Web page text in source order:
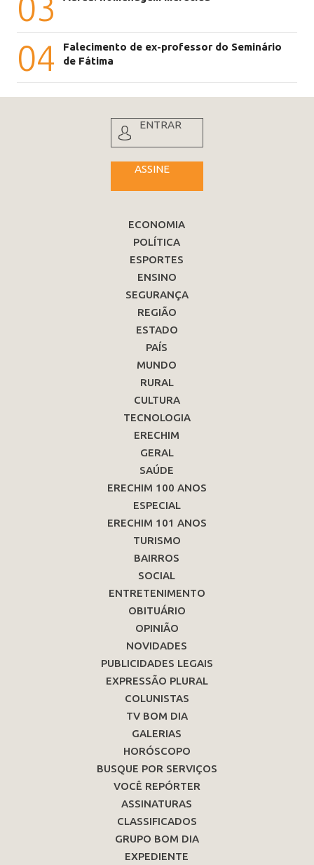
04
Falecimento de ex-professor do Seminário
de Fátima
ENTRAR
ASSINE
ECONOMIA
POLÍTICA
ESPORTES
ENSINO
SEGURANÇA
REGIÃO
ESTADO
PAÍS
MUNDO
RURAL
CULTURA
TECNOLOGIA
ERECHIM
GERAL
SAÚDE
ERECHIM 100 ANOS
ESPECIAL
ERECHIM 101 ANOS
TURISMO
BAIRROS
SOCIAL
ENTRETENIMENTO
OBITUÁRIO
OPINIÃO
NOVIDADES
PUBLICIDADES LEGAIS
EXPRESSÃO PLURAL
COLUNISTAS
TV BOM DIA
GALERIAS
HORÓSCOPO
BUSQUE POR SERVIÇOS
VOCÊ REPÓRTER
ASSINATURAS
CLASSIFICADOS
GRUPO BOM DIA
EXPEDIENTE